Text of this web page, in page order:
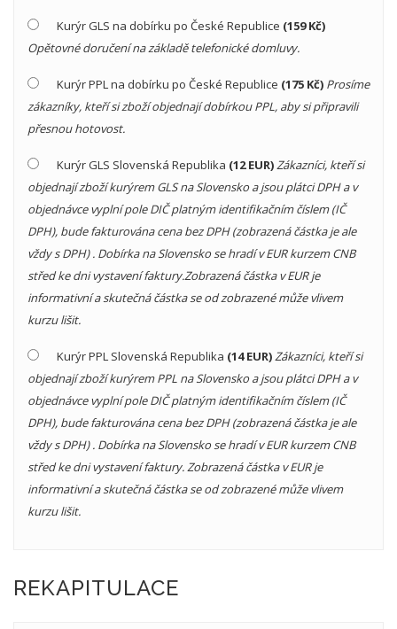
Kurýr GLS na dobírku po České Republice (159 Kč)
Opětovné doručení na základě telefonické domluvy.
Kurýr PPL na dobírku po České Republice (175 Kč) Prosíme
zákazníky, kteří si zboží objednají dobírkou PPL, aby si připravili
přesnou hotovost.
Kurýr GLS Slovenská Republika (12 EUR)Zákazníci, kteří si
objednají zboží kurýrem GLS na Slovensko a jsou plátci DPH a v
objednávce vyplní pole DIČ platným identifikačním číslem (IČ
DPH), bude fakturována cena bez DPH (zobrazená částka je ale
vždy s DPH) . Dobírka na Slovensko se hradí v EUR kurzem CNB
střed ke dni vystavení faktury.Zobrazená částka v EUR je
informativní a skutečná částka se od zobrazené může vlivem
kurzu lišit.
Kurýr PPL Slovenská Republika (14 EUR)Zákazníci, kteří si
objednají zboží kurýrem PPL na Slovensko a jsou plátci DPH a v
objednávce vyplní pole DIČ platným identifikačním číslem (IČ
DPH), bude fakturována cena bez DPH (zobrazená částka je ale
vždy s DPH) . Dobírka na Slovensko se hradí v EUR kurzem CNB
střed ke dni vystavení faktury. Zobrazená částka v EUR je
informativní a skutečná částka se od zobrazené může vlivem
kurzu lišit.
REKAPITULACE